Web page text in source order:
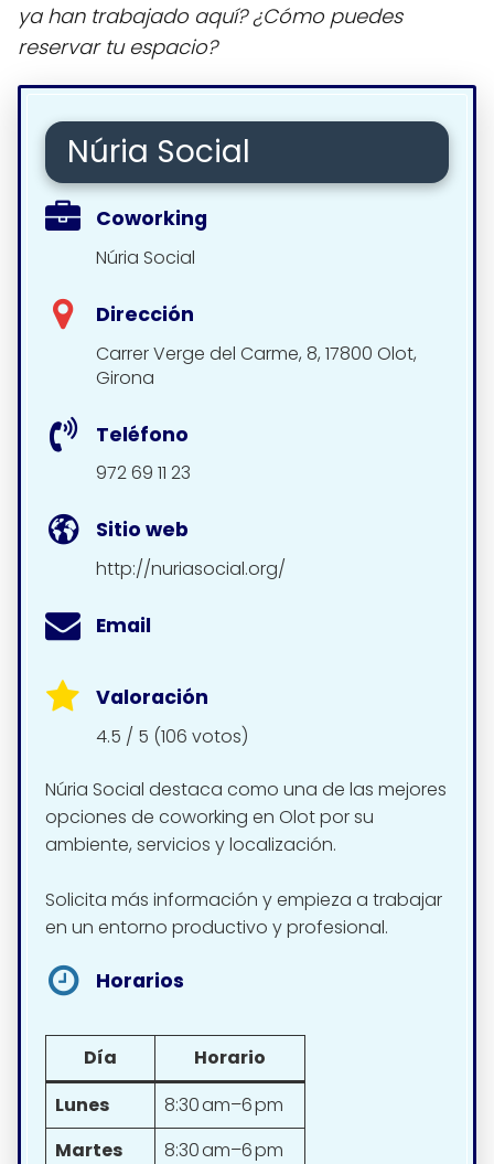
ya han trabajado aquí? ¿Cómo puedes
reservar tu espacio?
Núria Social
Coworking
Núria Social
Dirección
Carrer Verge del Carme, 8, 17800 Olot,
Girona
Teléfono
972 69 11 23
Sitio web
http://nuriasocial.org/
Email
Valoración
4.5 / 5 (106 votos)
Núria Social destaca como una de las mejores
opciones de coworking en Olot por su
ambiente, servicios y localización.
Solicita más información y empieza a trabajar
en un entorno productivo y profesional.
Horarios
Día
Horario
Lunes
8:30 am–6 pm
Martes
8:30 am–6 pm